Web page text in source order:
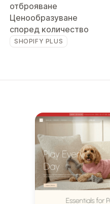
отброяване
Ценообразуване
според количество
SHOPIFY PLUS